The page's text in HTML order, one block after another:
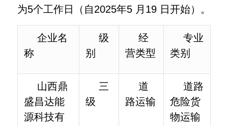
为5个工作日（自2025年5 月19 日开始）。
企业名
称
级
别
经
营类型
专业
类别
山西鼎
盛昌达能
源科技有
三
级
道
路运输
道路
危险货
物运输